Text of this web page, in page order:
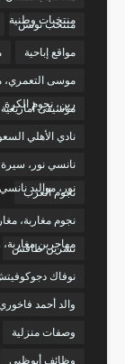
منتخبات وطنية
منتخب تونس
مواقع إباحية
موسى التعمري،
رين، نجوم الكرة
موسيقى أمازيغية
نادي الأهلي
نانسي نور، سيرة
نور، مواليد
نجوم العرب
نجوم مغاربة،
مهاجرين مغاربة،
نسرين طافش
نوفاك
والد أحمد
وصفات منزلية
وظائف أبوظبي